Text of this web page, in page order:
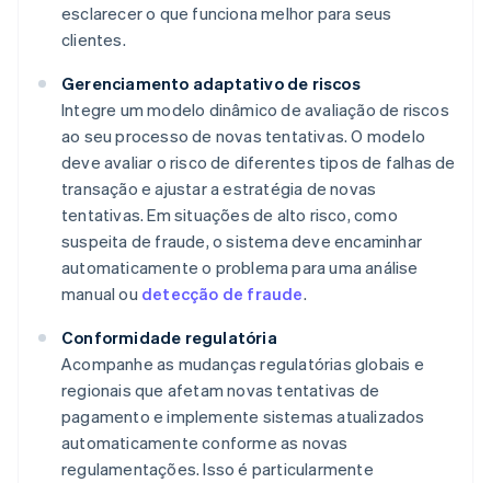
esclarecer o que funciona melhor para seus
clientes.
Gerenciamento adaptativo de riscos
Integre um modelo dinâmico de avaliação de riscos
ao seu processo de novas tentativas. O modelo
deve avaliar o risco de diferentes tipos de falhas de
transação e ajustar a estratégia de novas
tentativas. Em situações de alto risco, como
suspeita de fraude, o sistema deve encaminhar
automaticamente o problema para uma análise
manual ou detecção de fraude.
Conformidade regulatória
Acompanhe as mudanças regulatórias globais e
regionais que afetam novas tentativas de
pagamento e implemente sistemas atualizados
automaticamente conforme as novas
regulamentações. Isso é particularmente